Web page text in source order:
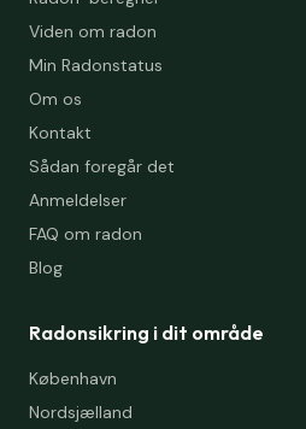
Viden om radon
Min Radonstatus
Om os
Kontakt
Sådan foregår det
Anmeldelser
FAQ om radon
Blog
Radonsikring i dit område
København
Nordsjælland